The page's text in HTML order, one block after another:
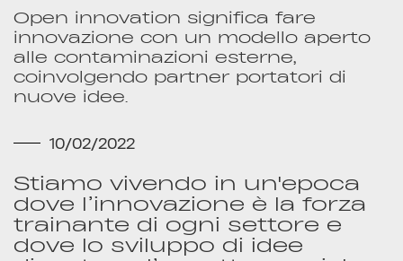
Open innovation significa fare
innovazione con un modello aperto
alle contaminazioni esterne,
coinvolgendo partner portatori di
nuove idee.
10/02/2022
Stiamo vivendo in un'epoca
dove l’innovazione è la forza
trainante di ogni settore e
dove lo sviluppo di idee